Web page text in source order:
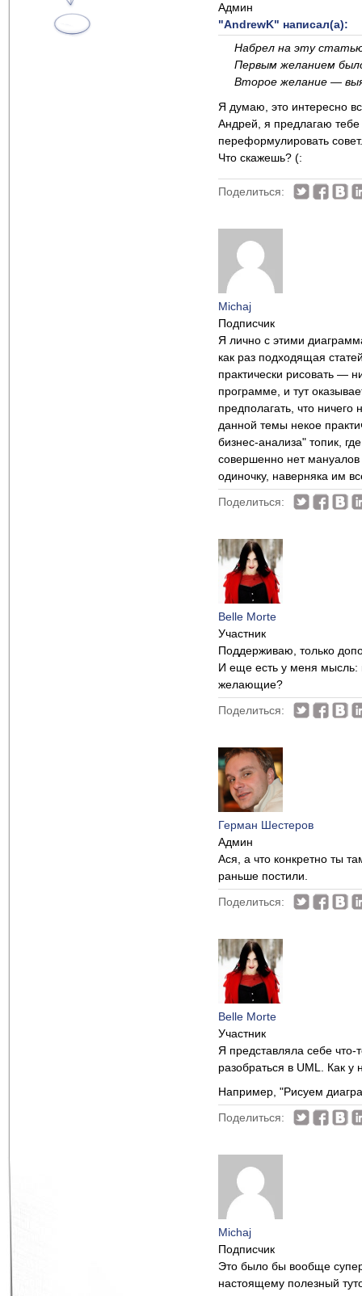
Админ
"AndrewK" написал(а):
Набрел на эту
Первым желанием
Второе желание —
Я думаю, это интересно
Андрей, я предлагаю тебе
переформулировать совет.
Что скажешь? (:
Поделиться:
Michaj
Подписчик
Я лично с этими
как раз подходящая
практически рисовать —
программе, и тут
предполагать, что
данной темы некое
бизнес-анализа" топик,
совершенно нет
одиночку, наверняка им
Поделиться:
Belle Morte
Участник
Поддерживаю, только
И еще есть у меня мысль:
желающие?
Поделиться:
Герман Шестеров
Админ
Ася, а что конкретно ты
раньше постили.
Поделиться:
Belle Morte
Участник
Я представляла себе что-
разобраться в UML. Как
Например, "Рисуем
Поделиться:
Michaj
Подписчик
Это было бы вообще
настоящему полезный